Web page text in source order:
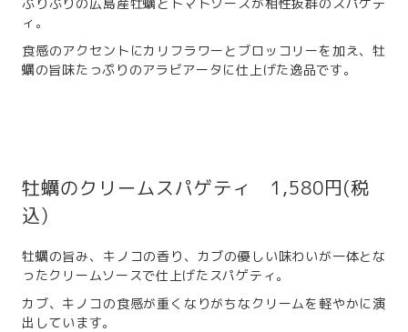
ィ。
食感のアクセントにカリフラワーとブロッコリーを加え、牡
蠣の旨味たっぷりのアラビアータに仕上げた逸品です。
牡蠣のクリームスパゲティ 1,580円(税
込)
牡蠣の旨み、キノコの香り、カブの優しい味わいが一体とな
ったクリームソースで仕上げたスパゲティ。
カブ、キノコの食感が重くなりがちなクリームを軽やかに演
出しています。